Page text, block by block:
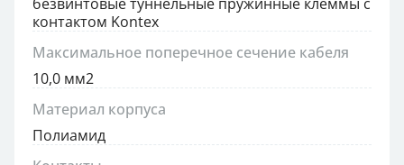
контактом Kontex
Максимальное поперечное сечение кабеля
10,0 мм2
Материал корпуса
Полиамид